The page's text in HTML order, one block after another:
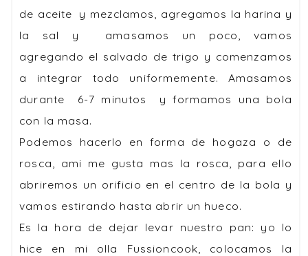
de aceite y mezclamos, agregamos la harina y
la sal y amasamos un poco, vamos
agregando el salvado de trigo y comenzamos
a integrar todo uniformemente. Amasamos
durante 6-7 minutos y formamos una bola
con la masa.
Podemos hacerlo en forma de hogaza o de
rosca, ami me gusta mas la rosca, para ello
abriremos un orificio en el centro de la bola y
vamos estirando hasta abrir un hueco.
Es la hora de dejar levar nuestro pan: yo lo
hice en mi olla Fussioncook, colocamos la